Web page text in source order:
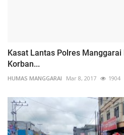
Kasat Lantas Polres
Korban...
HUMAS MANGGARAI Mar 8, 2017 1904